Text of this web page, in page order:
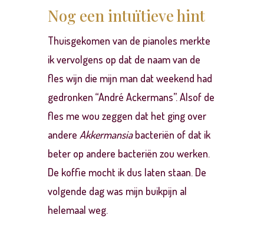
Nog een intuïtieve hint
Thuisgekomen van de pianoles merkte
ik vervolgens op dat de naam van de
fles wijn die mijn man dat weekend had
gedronken “André Ackermans”. Alsof de
fles me wou zeggen dat het ging over
andere Akkermansiabacteriën of dat ik
beter op andere bacteriën zou werken.
De koffie mocht ik dus laten staan. De
volgende dag was mijn buikpijn al
helemaal weg.